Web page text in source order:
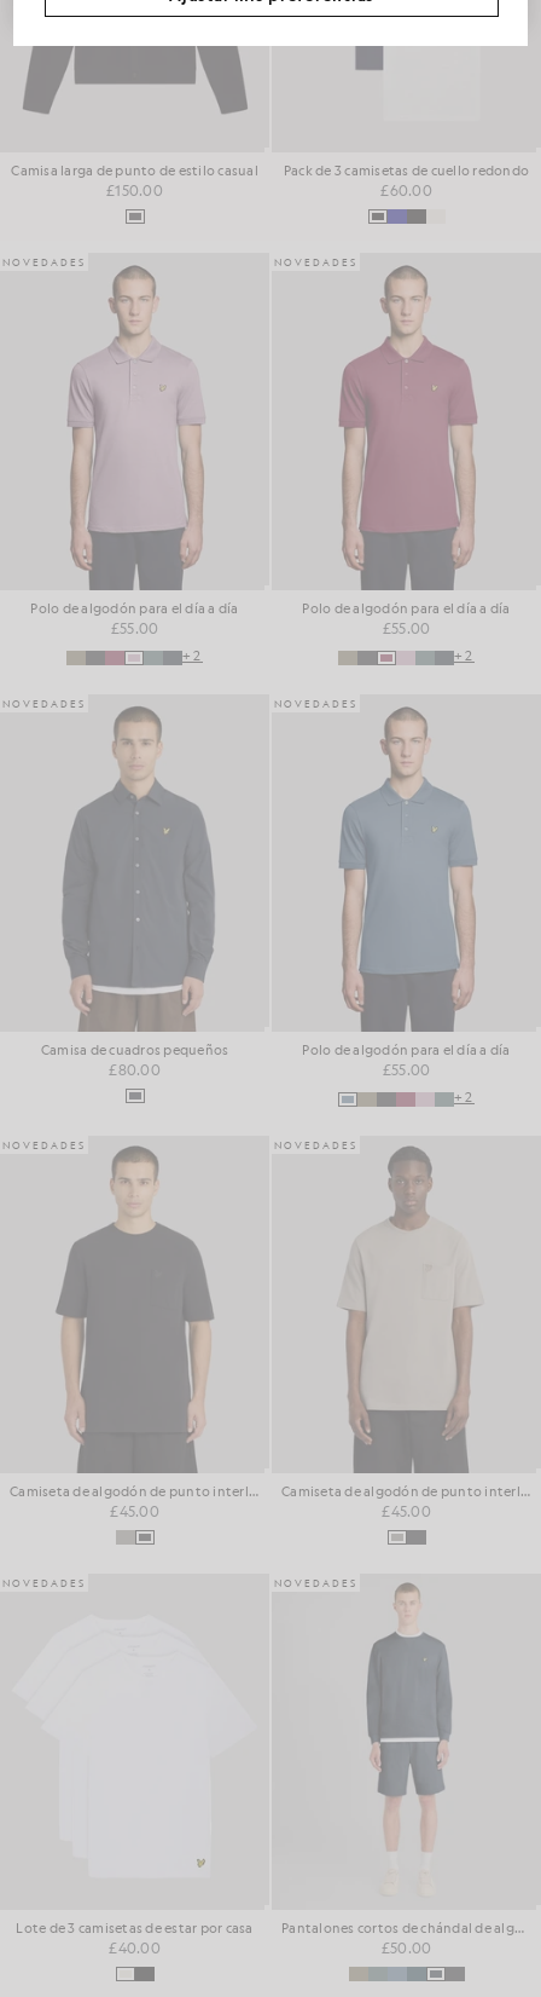
Camisa larga de punto de estilo casual
£150.00
Pack de 3 camisetas de cuello redondo
£60.00
NOVEDADES
Polo de algodón para el día a día
£55.00
+2
NOVEDADES
Polo de algodón para el día a día
£55.00
+2
NOVEDADES
Camisa de cuadros pequeños
£80.00
NOVEDADES
Polo de algodón para el día a día
£55.00
+2
NOVEDADES
Camiseta de algodón de punto interlock con relieve
£45.00
NOVEDADES
Camiseta de algodón de punto interlock con relieve
£45.00
NOVEDADES
Lote de 3 camisetas de estar por casa
£40.00
NOVEDADES
Pantalones cortos de chándal de algodón para el día a día
£50.00